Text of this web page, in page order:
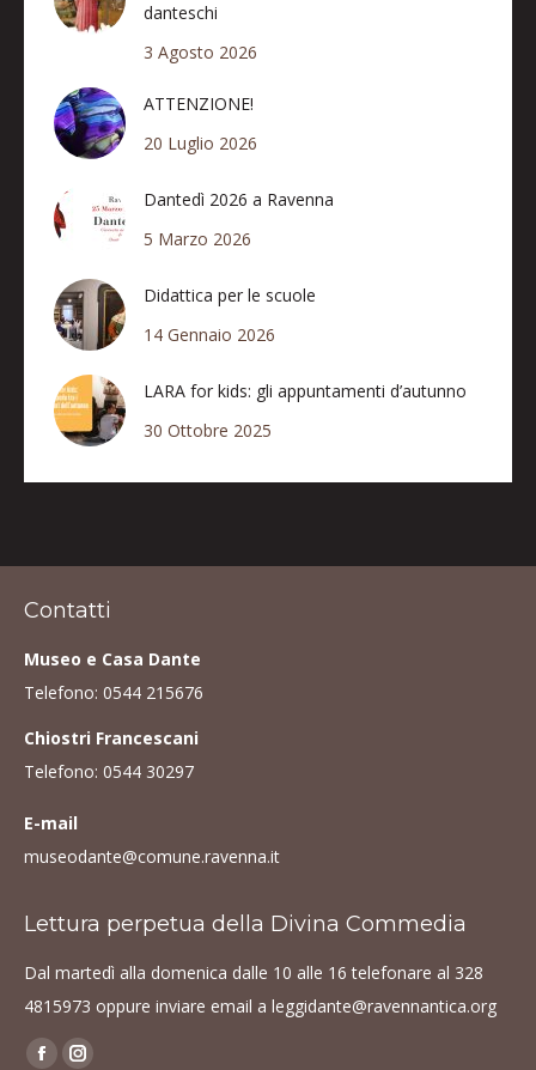
danteschi
3 Agosto 2026
ATTENZIONE!
20 Luglio 2026
Dantedì 2026 a Ravenna
5 Marzo 2026
Didattica per le scuole
14 Gennaio 2026
LARA for kids: gli appuntamenti d’autunno
30 Ottobre 2025
Contatti
Museo e Casa Dante
Telefono: 0544 215676
Chiostri Francescani
Telefono: 0544 30297
E-mail
museodante@comune.ravenna.it
Lettura perpetua della Divina Commedia
Dal martedì alla domenica dalle 10 alle 16 telefonare al 328
4815973 oppure inviare email a leggidante@ravennantica.org
Find us on: